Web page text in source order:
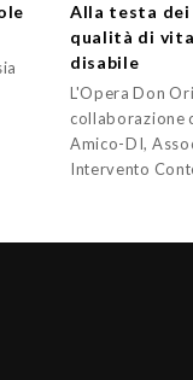
Alla testa dei
qualità di
disabile
L'Opera Don
collaborazione
Amico-DI,
Intervento